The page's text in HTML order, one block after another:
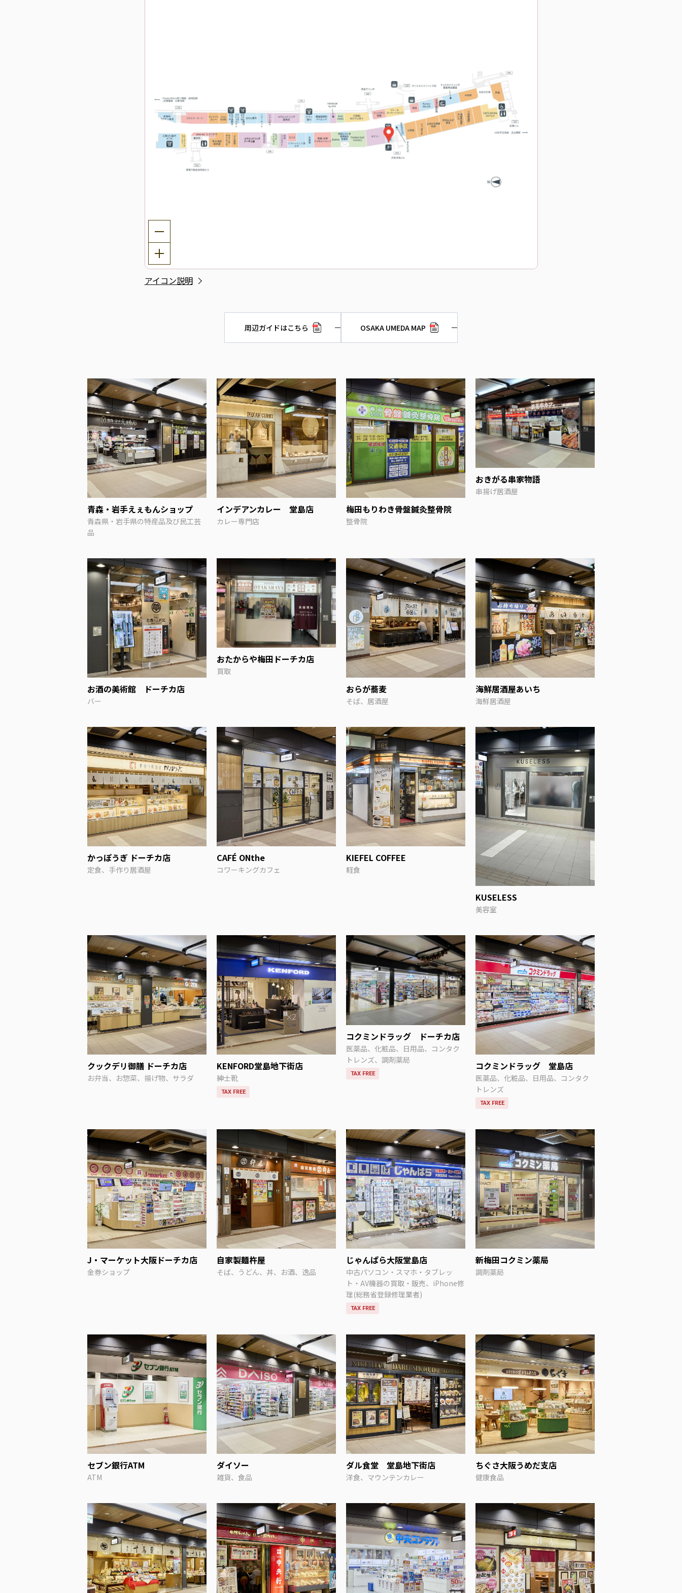
アイコン説明
周辺ガイドはこちら OSAKA UMEDA MAP
青森・岩手えぇもんショップ
青森県・岩手県の特産品及び民工芸
品
インデアンカレー 堂島店
カレー専門店
梅田もりわき骨盤鍼灸整骨院
整骨院
おきがる串家物語
串揚げ居酒屋
お酒の美術館 ドーチカ店
バー
おたからや梅田ドーチカ店
買取
おらが蕎麦
そば、居酒屋
海鮮居酒屋あいち
海鮮居酒屋
かっぽうぎ ドーチカ店
定食、手作り居酒屋
CAFÉ ONthe
コワーキングカフェ
KIEFEL COFFEE
軽食
KUSELESS
美容室
クックデリ御膳 ドーチカ店
お弁当、お惣菜、揚げ物、サラダ
KENFORD堂島地下街店
紳士靴
TAX FREE
コクミンドラッグ ドーチカ店
医薬品、化粧品、日用品、コンタク
トレンズ、調剤薬局
TAX FREE
コクミンドラッグ 堂島店
医薬品、化粧品、日用品、コンタク
トレンズ
TAX FREE
J・マーケット大阪ドーチカ店
金券ショップ
自家製麺杵屋
そば、うどん、丼、お酒、逸品
じゃんぱら大阪堂島店
中古パソコン・スマホ・タブレッ
ト・AV機器の買取・販売、iPhone修
理(総務省登録修理業者)
TAX FREE
新梅田コクミン薬局
調剤薬局
セブン銀行ATM
ATM
ダイソー
雑貨、食品
ダル食堂 堂島地下街店
洋食、マウンテンカレー
ちぐさ大阪うめだ支店
健康食品